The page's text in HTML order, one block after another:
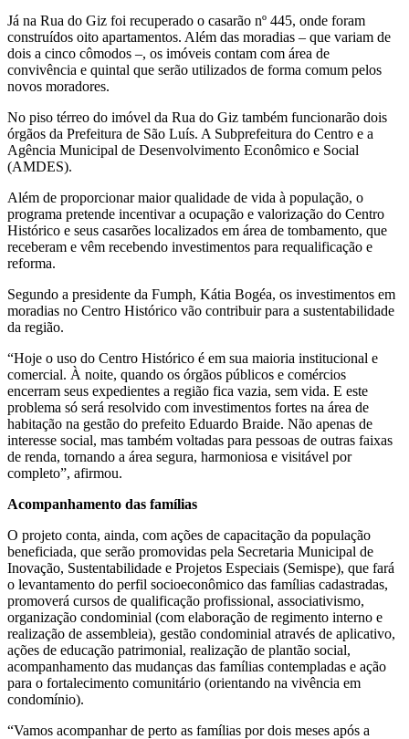
Já na Rua do Giz foi recuperado o casarão nº 445, onde foram
construídos oito apartamentos. Além das moradias – que variam de
dois a cinco cômodos –, os imóveis contam com área de
convivência e quintal que serão utilizados de forma comum pelos
novos moradores.
No piso térreo do imóvel da Rua do Giz também funcionarão dois
órgãos da Prefeitura de São Luís. A Subprefeitura do Centro e a
Agência Municipal de Desenvolvimento Econômico e Social
(AMDES).
Além de proporcionar maior qualidade de vida à população, o
programa pretende incentivar a ocupação e valorização do Centro
Histórico e seus casarões localizados em área de tombamento, que
receberam e vêm recebendo investimentos para requalificação e
reforma.
Segundo a presidente da Fumph, Kátia Bogéa, os investimentos em
moradias no Centro Histórico vão contribuir para a sustentabilidade
da região.
“Hoje o uso do Centro Histórico é em sua maioria institucional e
comercial. À noite, quando os órgãos públicos e comércios
encerram seus expedientes a região fica vazia, sem vida. E este
problema só será resolvido com investimentos fortes na área de
habitação na gestão do prefeito Eduardo Braide. Não apenas de
interesse social, mas também voltadas para pessoas de outras faixas
de renda, tornando a área segura, harmoniosa e visitável por
completo”, afirmou.
Acompanhamento das famílias
O projeto conta, ainda, com ações de capacitação da população
beneficiada, que serão promovidas pela Secretaria Municipal de
Inovação, Sustentabilidade e Projetos Especiais (Semispe), que fará
o levantamento do perfil socioeconômico das famílias cadastradas,
promoverá cursos de qualificação profissional, associativismo,
organização condominial (com elaboração de regimento interno e
realização de assembleia), gestão condominial através de aplicativo,
ações de educação patrimonial, realização de plantão social,
acompanhamento das mudanças das famílias contempladas e ação
para o fortalecimento comunitário (orientando na vivência em
condomínio).
“Vamos acompanhar de perto as famílias por dois meses após a